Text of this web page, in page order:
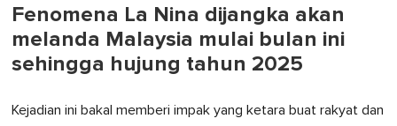
Fenomena La Nina dijangka akan
melanda Malaysia mulai bulan ini
sehingga hujung tahun 2025
Kejadian ini bakal memberi impak yang ketara buat rakyat dan